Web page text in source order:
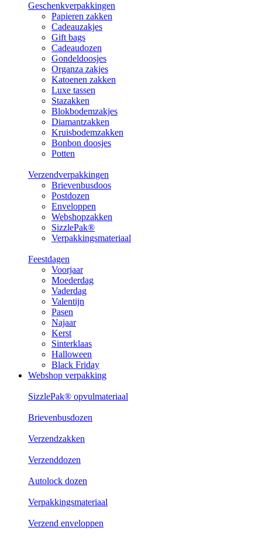
Geschenkverpakkingen
Papieren zakken
Cadeauzakjes
Gift bags
Cadeaudozen
Gondeldoosjes
Organza zakjes
Katoenen zakken
Luxe tassen
Stazakken
Blokbodemzakjes
Diamantzakken
Kruisbodemzakken
Bonbon doosjes
Potten
Verzendverpakkingen
Brievenbusdoos
Postdozen
Enveloppen
Webshopzakken
SizzlePak®
Verpakkingsmateriaal
Feestdagen
Voorjaar
Moederdag
Vaderdag
Valentijn
Pasen
Najaar
Kerst
Sinterklaas
Halloween
Black Friday
Webshop verpakking
SizzlePak® opvulmateriaal
Brievenbusdozen
Verzendzakken
Verzenddozen
Autolock dozen
Verpakkingsmateriaal
Verzend enveloppen